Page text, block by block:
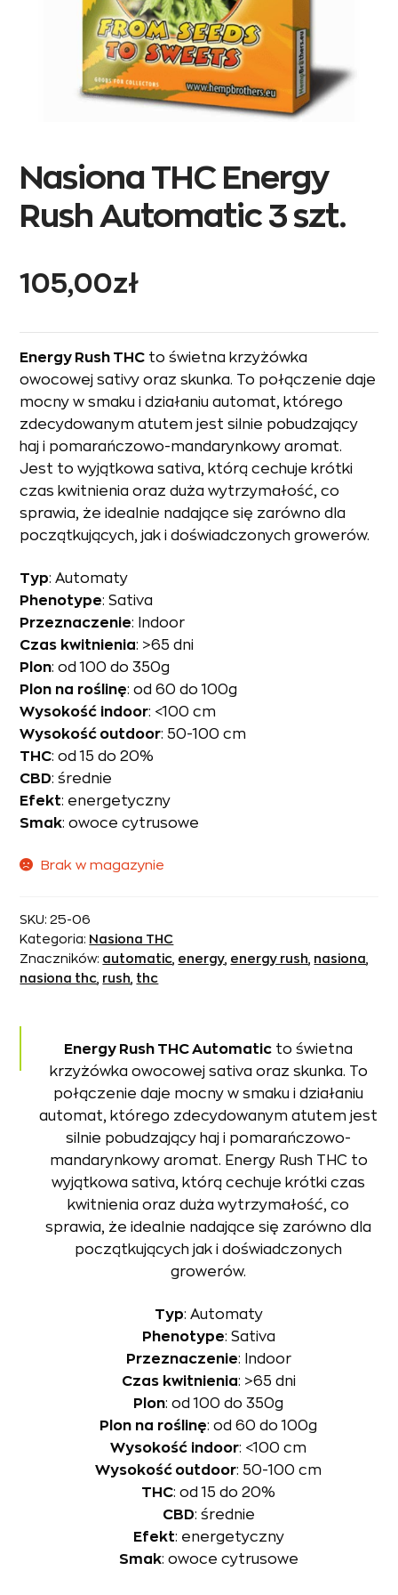
Nasiona THC Energy
Rush Automatic 3 szt.
105,00zł
Energy Rush THC to świetna krzyżówka
owocowej sativy oraz skunka. To połączenie daje
mocny w smaku i działaniu automat, którego
zdecydowanym atutem jest silnie pobudzający
haj i pomarańczowo-mandarynkowy aromat.
Jest to wyjątkowa sativa, którą cechuje krótki
czas kwitnienia oraz duża wytrzymałość, co
sprawia, że idealnie nadające się zarówno dla
początkujących, jak i doświadczonych growerów.
Typ: Automaty
Phenotype: Sativa
Przeznaczenie: Indoor
Czas kwitnienia: >65 dni
Plon: od 100 do 350g
Plon na roślinę: od 60 do 100g
Wysokość indoor: <100 cm
Wysokość outdoor: 50-100 cm
THC: od 15 do 20%
CBD: średnie
Efekt: energetyczny
Smak: owoce cytrusowe
Brak w magazynie
SKU:25-06
Kategoria: Nasiona THC
Znaczników: automatic energy energy rush nasiona
nasiona thc rush thc
Energy Rush THC Automatic to świetna
krzyżówka owocowej sativa oraz skunka. To
połączenie daje mocny w smaku i działaniu
automat, którego zdecydowanym atutem jest
silnie pobudzający haj i pomarańczowo-
mandarynkowy aromat. Energy Rush THC to
wyjątkowa sativa, którą cechuje krótki czas
kwitnienia oraz duża wytrzymałość, co
sprawia, że idealnie nadające się zarówno dla
początkujących jak i doświadczonych
growerów.
Typ: Automaty
Phenotype: Sativa
Przeznaczenie: Indoor
Czas kwitnienia: >65 dni
Plon: od 100 do 350g
Plon na roślinę: od 60 do 100g
Wysokość indoor: <100 cm
Wysokość outdoor: 50-100 cm
THC: od 15 do 20%
CBD: średnie
Efekt: energetyczny
Smak: owoce cytrusowe